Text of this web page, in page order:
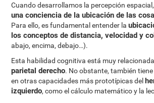
Cuando desarrollamos la percepción
una conciencia de la ubicación de las
Para ello, es fundamental entender la
los conceptos de distancia, velocidad y
abajo, encima, debajo…).
Esta habilidad cognitiva está muy relacionada
parietal derecho. No obstante, también
en otras capacidades más prototípicas del
izquierdo, como el cálculo matemático y la